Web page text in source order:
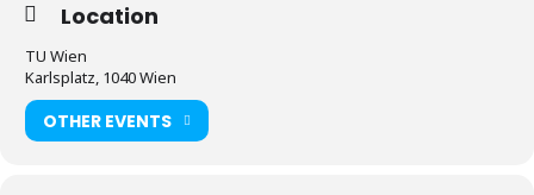
Location
TU Wien
Karlsplatz, 1040 Wien
OTHER EVENTS